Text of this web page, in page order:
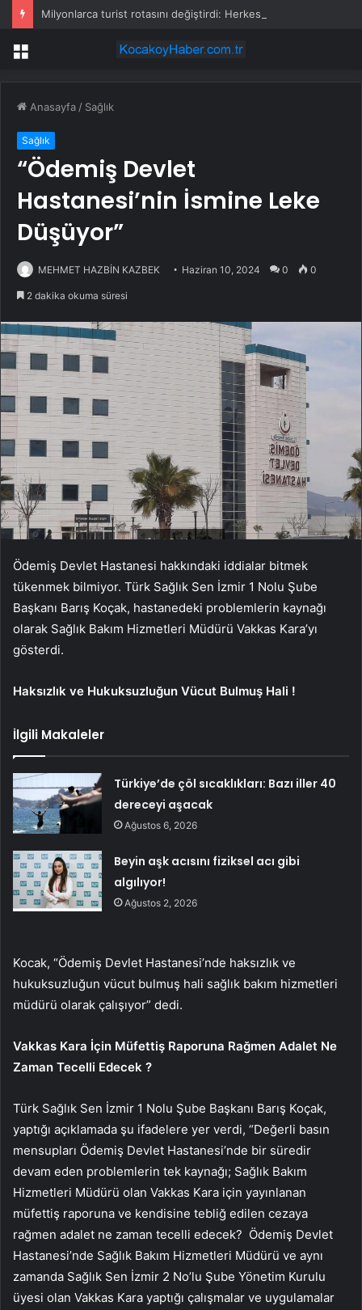
Menü
Anasayfa / Sağlık
Sağlık
“Ödemiş Devlet
Hastanesi’nin İsmine Leke
Düşüyor”
MEHMET HAZBİN KAZBEK Haziran 10, 2024 0 0
2 dakika okuma süresi
Ödemiş Devlet Hastanesi hakkındaki iddialar bitmek
tükenmek bilmiyor. Türk Sağlık Sen İzmir 1 Nolu Şube
Başkanı Barış Koçak, hastanedeki problemlerin kaynağı
olarak Sağlık Bakım Hizmetleri Müdürü Vakkas Kara’yı
gösterdi.
Haksızlık ve Hukuksuzluğun Vücut Bulmuş Hali !
İlgili Makaleler
Türkiye’de çöl sıcaklıkları: Bazı iller 40
dereceyi aşacak
Ağustos 6, 2026
Beyin aşk acısını fiziksel acı gibi
algılıyor!
Ağustos 2, 2026
Kocak, “Ödemiş Devlet Hastanesi’nde haksızlık ve
hukuksuzluğun vücut bulmuş hali sağlık bakım hizmetleri
müdürü olarak çalışıyor” dedi.
Vakkas Kara İçin Müfettiş Raporuna Rağmen Adalet Ne
Zaman Tecelli Edecek ?
Türk Sağlık Sen İzmir 1 Nolu Şube Başkanı Barış Koçak,
yaptığı açıklamada şu ifadelere yer verdi, “Değerli basın
mensupları Ödemiş Devlet Hastanesi’nde bir süredir
devam eden problemlerin tek kaynağı; Sağlık Bakım
Hizmetleri Müdürü olan Vakkas Kara için yayınlanan
müfettiş raporuna ve kendisine tebliğ edilen cezaya
rağmen adalet ne zaman tecelli edecek? Ödemiş Devlet
Hastanesi’nde Sağlık Bakım Hizmetleri Müdürü ve aynı
zamanda Sağlık Sen İzmir 2 No’lu Şube Yönetim Kurulu
üyesi olan Vakkas Kara yaptığı çalışmalar ve uygulamalar